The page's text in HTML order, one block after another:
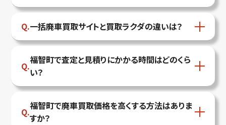
一括廃車買取サイトと買取ラクダの違いは？
福智町で査定と見積りにかかる時間はどのくら
い？
福智町で廃車買取価格を高くする方法はありま
すか？